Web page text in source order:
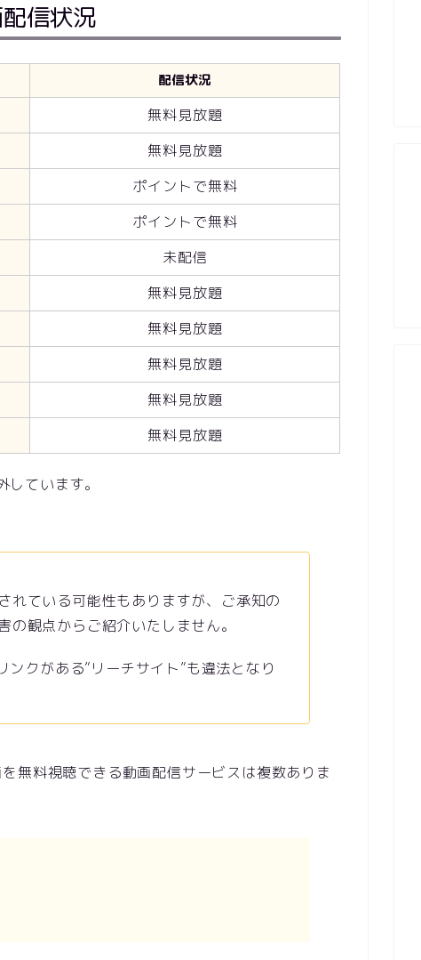
信状況
配信状況
無料見放題
無料見放題
ポイントで無料
ポイントで無料
未配信
無料見放題
無料見放題
無料見放題
無料見放題
無料見放題
ています。
れている可能性もありますが、ご承知の
観点からご紹介いたしません。
クがある”リーチサイト”も違法となり
無料視聴できる動画配信サービスは複数ありま